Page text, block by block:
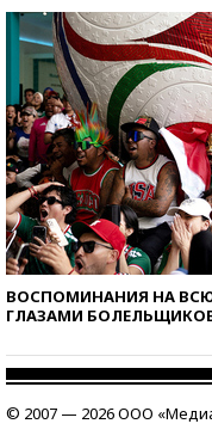
ВОСПОМИНАНИЯ НА
ГЛАЗАМИ
© 2007 — 2026 ООО